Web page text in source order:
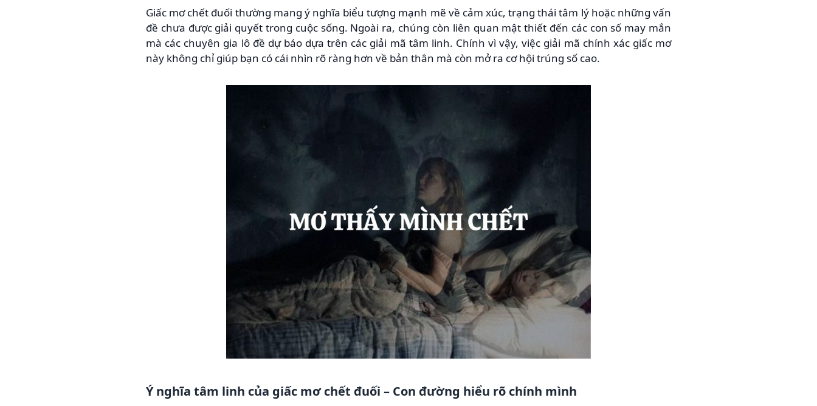
Giấc mơ chết đuối thường mang ý nghĩa biểu tượng mạnh mẽ về cảm xúc, trạng thái tâm lý hoặc những vấn
đề chưa được giải quyết trong cuộc sống. Ngoài ra, chúng còn liên quan mật thiết đến các con số may mắn
mà các chuyên gia lô đề dự báo dựa trên các giải mã tâm linh. Chính vì vậy, việc giải mã chính xác giấc mơ
này không chỉ giúp bạn có cái nhìn rõ ràng hơn về bản thân mà còn mở ra cơ hội trúng số cao.
Ý nghĩa tâm linh của giấc mơ chết đuối – Con đường hiểu rõ chính mình